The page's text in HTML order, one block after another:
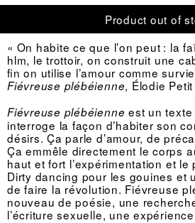
Product out of
« On habite ce que l’on peut : la
hlm, le trottoir, on construit une
fin on utilise l’amour comme
Fiévreuse plébéienne, Élodie Petit
Fiévreuse plébéienne est un
interroge la façon d’habiter son
désirs. Ça parle d’amour, de
Ça emmêle directement le corps
haut et fort l’expérimentation et
Dirty dancing pour les gouines et
de faire la révolution. Fiévreuse
nouveau de poésie, une
l’écriture sexuelle, une